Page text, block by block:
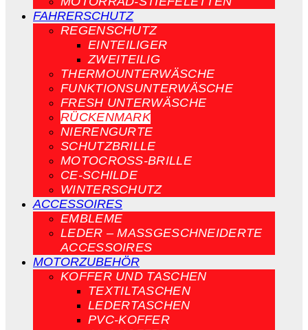
FAHRERSCHUTZ
REGENSCHUTZ
EINTEILIGER
ZWEITEILIG
THERMOUNTERWÄSCHE
FUNKTIONSUNTERWÄSCHE
FRESH UNTERWÄSCHE
RÜCKENMARK
NIERENGURTE
SCHUTZBRILLE
MOTOCROSS-BRILLE
CE-SCHILDE
WINTERSCHUTZ
ACCESSOIRES
EMBLEME
LEDER – MASSGESCHNEIDERTE A
CCESSOIRES
MOTORZUBEHÖR
KOFFER UND TASCHEN
TEXTILTASCHEN
LEDERTASCHEN
PVC-KOFFER